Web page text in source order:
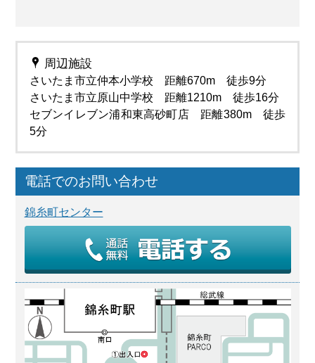
周辺施設
さいたま市立仲本小学校 距離670m 徒歩9分
さいたま市立原山中学校 距離1210m 徒歩16分
セブンイレブン浦和東高砂町店 距離380m 徒歩
5分
電話でのお問い合わせ
錦糸町センター